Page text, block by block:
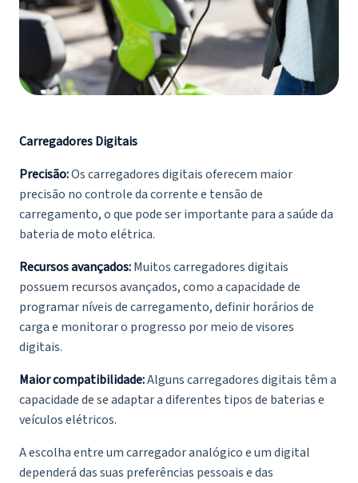
Carregadores Digitais
Precisão:Os carregadores digitais oferecem maior
precisão no controle da corrente e tensão de
carregamento, o que pode ser importante para a saúde da
bateria de motoelétrica.
Recursos avançados:Muitos carregadores digitais
possuem recursos avançados, como a capacidade de
programar níveis de carregamento, definir horários de
carga e monitorar o progresso por meio de visores
digitais.
Maior compatibilidade:Alguns carregadores digitais têm a
capacidade de se adaptar a diferentes tipos de baterias e
veículos elétricos.
A escolha entre um carregador analógico e um digital
dependerá das suas preferências pessoais e das